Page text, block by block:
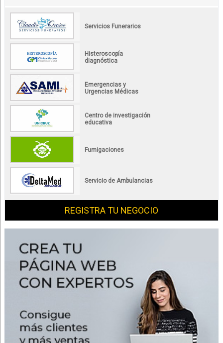
Servicios Funerarios
Histeroscopía
diagnóstica
Emergencias y
Urgencias Médicas
Centro de investigación
educativa
Fumigaciones
Servicio de Ambulancias
REGISTRA TU NEGOCIO